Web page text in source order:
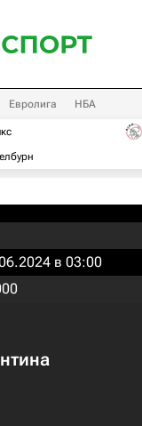
Евролига НБА
в 03:00